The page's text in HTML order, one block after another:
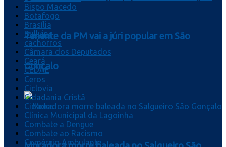
Tenente da PM vai a júri popular em São
Gonçalo
Bispo Macedo
Botafogo
Brasília
Bullying
cachorros
Câmara dos Deputados
Ceará
CEDAE
Ceros
Ciclovia
Cidadania Cristã
Cidades
Clínica Municipal da Lagoinha
Combate a Dengue
Combate ao Racismo
Comércio Ambulante